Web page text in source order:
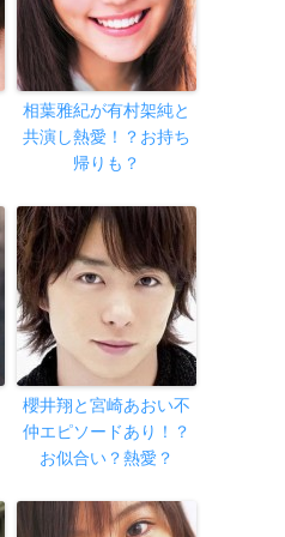
相葉雅紀が有村架純と
共演し熱愛！？お持ち
帰りも？
櫻井翔と宮崎あおい不
仲エピソードあり！？
お似合い？熱愛？